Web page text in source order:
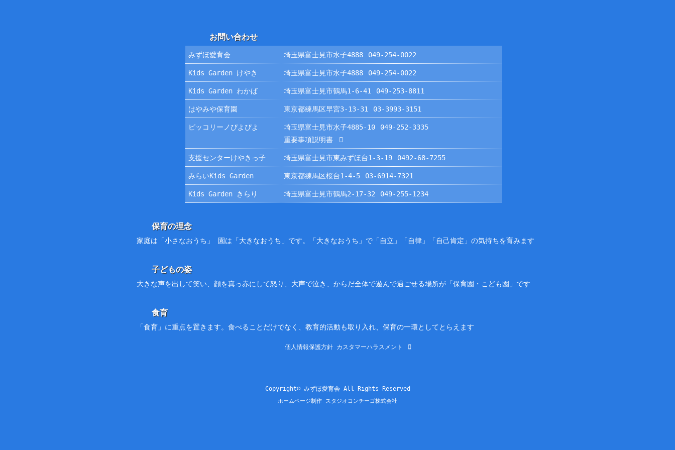
お問い合わせ
みずほ愛育会 埼玉県富士見市水子4888 049-254-0022
Kids Garden けやき 埼玉県富士見市水子4888 049-254-0022
Kids Garden わかば 埼玉県富士見市鶴馬1-6-41 049-253-8811
はやみや保育園 東京都練馬区早宮3-13-31 03-3993-3151
ピッコリーノぴよぴよ 埼玉県富士見市水子4885-10
049-252-3335
重要事項説明書
支援センターけやきっ子 埼玉県富士見市東みずほ台1-3-19 0492-68-7255
みらいKids Garden 東京都練馬区桜台1-4-5 03-6914-7321
Kids Garden きらり 埼玉県富士見市鶴馬2-17-32 049-255-1234
保育の理念
家庭は「小さなおうち」 園は「大きなおうち」です。「大きなおうち」で「自立」「自律」「自己肯定」の気持ちを育みます
子どもの姿
大きな声を出して笑い、顔を真っ赤にして怒り、大声で泣き、からだ全体で遊んで過ごせる場所が「保育園・こども園」です
食育
「食育」に重点を置きます。食べることだけでなく、教育的活動も取り入れ、保育の一環としてとらえます
個人情報保護方針 カスタマーハラスメント
Copyright© みずほ愛育会 All Rights Reserved
ホームページ制作 スタジオコンチーゴ株式会社